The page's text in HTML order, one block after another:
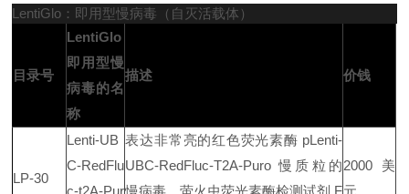
LentiGlo：即用型慢病毒（自灭活载体）
目录号
LentiGlo
即用型慢
病毒的名
称
描述 价钱
LP-30
Lenti-UB
C-RedFlu
c-t2A-Pur
表达非常亮的红色荧光素酶 pLenti-
UBC-RedFluc-T2A-Puro 慢质粒的
慢病毒，萤火虫荧光素酶检测试剂 F
2000 美
元